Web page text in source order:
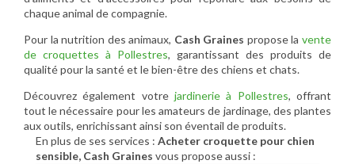
chaque animal de compagnie.
Pour la nutrition des animaux, Cash Graines propose lavente
de croquettes à Pollestres, garantissant des produits de
qualité pour la santé et le bien-être des chiens et chats.
Découvrez également votre jardinerie à Pollestres, offrant
tout le nécessaire pour les amateurs de jardinage, des plantes
aux outils, enrichissant ainsi son éventail de produits.
En plus de ses services : Acheter croquette pour chien
sensible, Cash Graines vous propose aussi :